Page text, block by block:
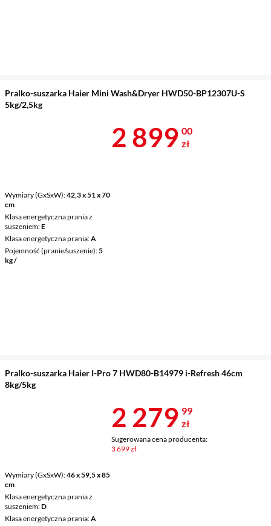
Pralko-suszarka Haier Mini Wash&Dryer HWD50-BP12307U-S
5kg/2,5kg
Wymiary (GxSxW) 42,3 x 51 x 70
cm
Klasa energetyczna prania z
suszeniem E
Klasa energetyczna prania A
Pojemność (pranie/suszenie) 5
kg /
Cena 2 899 zł
2 899 00
zł
Pralko-suszarka Haier I-Pro 7 HWD80-B14979 i-Refresh 46cm
8kg/5kg
Wymiary (GxSxW) 46 x 59,5 x 85
cm
Klasa energetyczna prania z
suszeniem D
Klasa energetyczna prania A
Cena 2
2 279 99
zł
Sugerowana cena producenta:
3 699 zł